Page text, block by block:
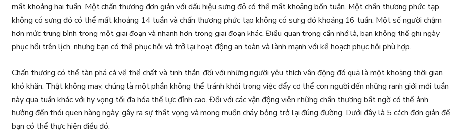
mất khoảng hai tuần. Một chấn thương đơn giản với dấu hiệu sưng đỏ có thể mất khoảng bốn tuần. Một chấn thương phức tạp
không có sưng đỏ có thể mất khoảng 14 tuần và chấn thương phức tạp không có sưng đỏ khoảng 16 tuần. Một số người chậm
hơn mức trung bình trong một giai đoạn và nhanh hơn trong giai đoạn khác. Điều quan trọng cần nhớ là, bạn không thể ghi ngày
phục hồi trên lịch, nhưng bạn có thể phục hồi và trở lại hoạt động an toàn và lành mạnh với kế hoạch phục hồi phù hợp.
Chấn thương có thể tàn phá cả về thể chất và tinh thần, đối với những người yêu thích vân động đó quả là một khoảng thời gian
khó khăn. Thật không may, chúng là một phần không thể tránh khỏi trong việc đẩy cơ thể con người đến những ranh giới mới tuần
này qua tuần khác với hy vọng tối đa hóa thể lực đỉnh cao. Đối với các vận động viên những chấn thương bất ngờ có thể ảnh
hưởng đến thói quen hàng ngày, gây ra sự thất vọng và mong muốn cháy bỏng trở lại đúng đường. Dưới đây là 5 cách đơn giản để
bạn có thể thực hiện điều đó.